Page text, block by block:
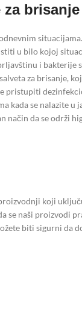
u bilo kojoj
i bakterije
za brisanje,
pristupiti
kada se
način da se održi
koji
se naši proizvodi
biti sigurni